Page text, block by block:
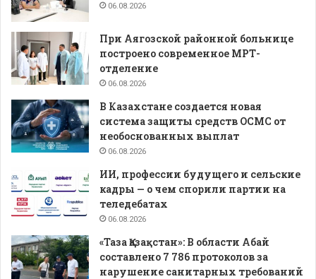
06.08.2026
При Аягозской районной больнице
построено современное МРТ-
отделение
06.08.2026
В Казахстане создается новая
система защиты средств ОСМС от
необоснованных выплат
06.08.2026
ИИ, профессии будущего и сельские
кадры — о чем спорили партии на
теледебатах
06.08.2026
«Таза Қазақстан»: В области Абай
составлено 7 786 протоколов за
нарушение санитарных требований